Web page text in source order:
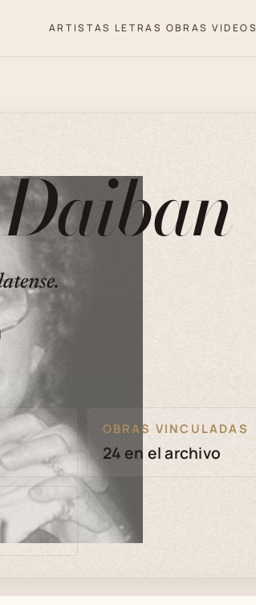
ARTISTAS LETRAS OBRAS VIDEOS
OBRAS VINCULADAS
24 en el archivo